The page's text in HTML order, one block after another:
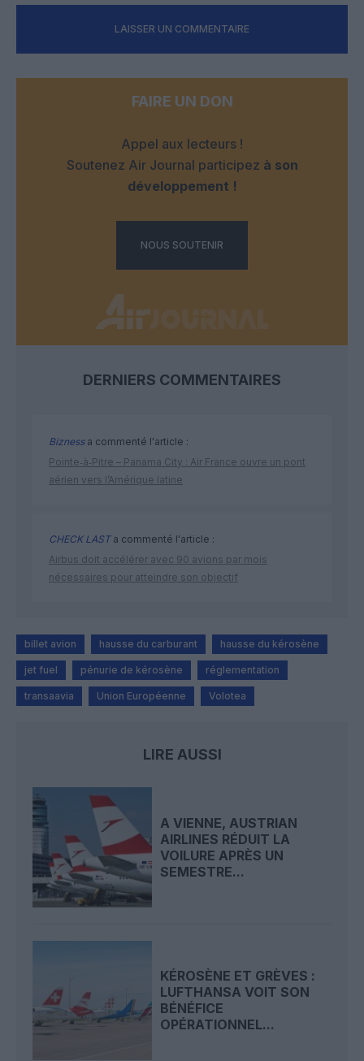
LAISSER UN COMMENTAIRE
FAIRE UN DON
Appel aux lecteurs !
Soutenez Air Journal participez à son
développement !
NOUS SOUTENIR
DERNIERS COMMENTAIRES
Biznessa commenté l'article :
Pointe‑à‑Pitre – Panama City : Air France ouvre un pont
aérien vers l’Amérique latine
CHECK LASTa commenté l'article :
Airbus doit accélérer avec 90 avions par mois
nécessaires pour atteindre son objectif
billet avion hausse du carburant hausse du kérosène
jet fuel pénurie de kérosène réglementation
transaavia Union Européenne Volotea
LIRE AUSSI
A VIENNE, AUSTRIAN
AIRLINES RÉDUIT LA
VOILURE APRÈS UN
SEMESTRE...
KÉROSÈNE ET GRÈVES :
LUFTHANSA VOIT SON
BÉNÉFICE
OPÉRATIONNEL...